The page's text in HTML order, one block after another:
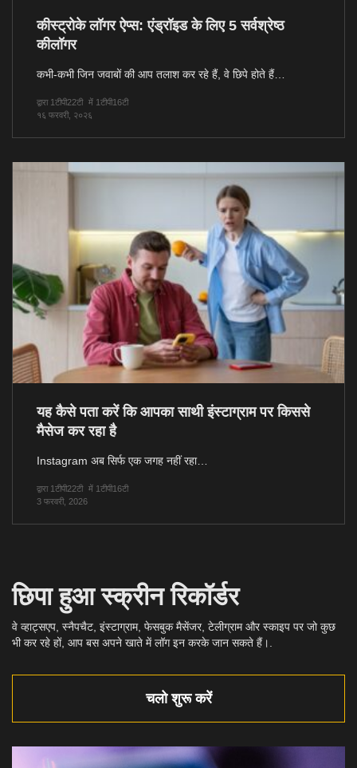
कीस्ट्रोके लॉगर ऐप्स: एंड्रॉइड के लिए 5 सर्वश्रेष्ठ
कीलॉगर
कभी-कभी जिन जवाबों की आप तलाश कर रहे हैं, वे छिपे होते हैं…
द्वारा 1टीपी22टी में 1टीपी16टी
१६ फरवरी, २०२६
यह कैसे पता करें कि आपका साथी इंस्टाग्राम पर किससे
मैसेज कर रहा है
Instagram अब सिर्फ एक जगह नहीं रहा…
द्वारा 1टीपी22टी में 1टीपी16टी
3 फरवरी, 2026
छिपा हुआ स्क्रीन रिकॉर्डर
वे व्हाट्सएप, स्नैपचैट, इंस्टाग्राम, फेसबुक मैसेंजर, टेलीग्राम और स्काइप पर जो कुछ
भी कर रहे हों, आप बस अपने खाते में लॉग इन करके जान सकते हैं।.
चलो शुरू करें